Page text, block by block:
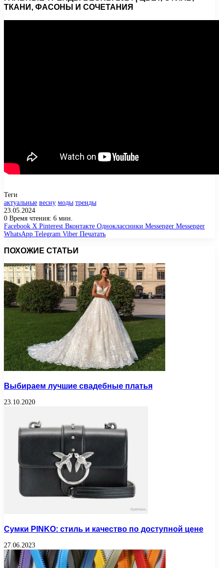
ТКАНИ, ФАСОНЫ И СОЧЕТАНИЯ
Теги
актуальные весну моды тренды
23.05.2024
0 Время чтения: 6 мин.
Facebook X Pinterest Вконтакте Одноклассники Messenger Messenger
WhatsApp Telegram Viber Печатать
ПОХОЖИЕ СТАТЬИ
Выбираем лучшие свадебные платья
23.10.2020
Сумки PINKO: стиль и качество по доступной цене
27.06.2023